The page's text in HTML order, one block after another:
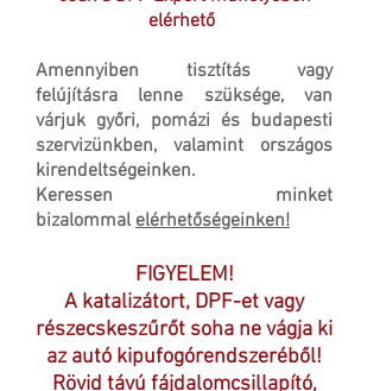
elérhető
Amennyiben tisztítás vagy
felújításra lenne szüksége, van
várjuk győri, pomázi és budapesti
szervizünkben, valamint országos
kirendeltségeinken.
Keressen minket
bizalommalelérhetőségeinken!
FIGYELEM!
A katalizátort, DPF-et vagy
részecskeszűrőt soha ne vágja ki
az autó kipufogórendszeréből!
Rövid távú fájdalomcsillapító,